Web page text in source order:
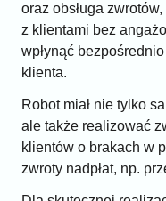
oraz obsługa
z klientami bez
wpłynąć
klienta.
Robot miał nie tylko
ale także realizować
klientów o brakach w
zwroty nadpłat, np.